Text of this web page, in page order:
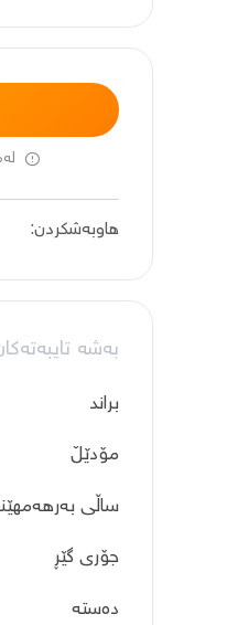
هاوبەشکردن:
بەشە
براند
مۆدێڵ
ساڵی
جۆری گێڕ
دەستە